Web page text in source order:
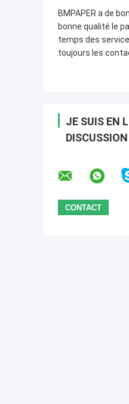
BMPAPER a de
bonne qualité le
temps des
toujours les
JE SUIS EN